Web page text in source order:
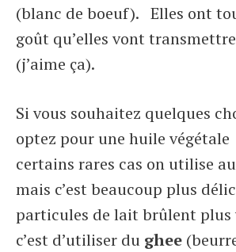
(blanc de boeuf). Elles ont
goût qu’elles vont
(j’aime ça).
Si vous souhaitez quelques
optez pour une huile
certains rares cas on utilise
mais c’est beaucoup plus
particules de lait brûlent plus
c’est d’utiliser du ghee